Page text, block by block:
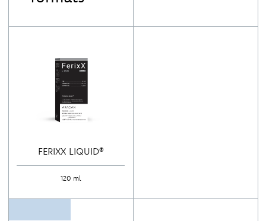
FERIXX LIQUID®
120 ml